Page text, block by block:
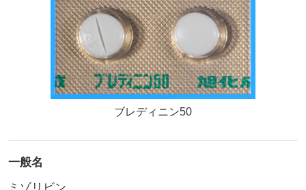
ブレディニン50
一般名